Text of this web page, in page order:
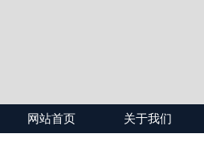
网站首页 关于我们